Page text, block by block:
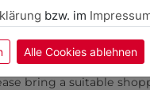
bzw. im
Alle Cookies ablehnen
school.
icon.
an appointment,
bring a suitable